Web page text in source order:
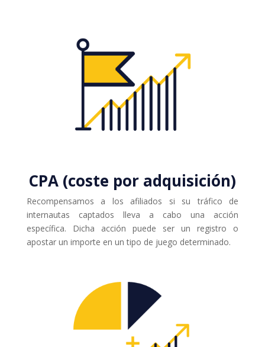
CPA (coste por adquisición)
Recompensamos a los afiliados si su tráfico de
internautas captados lleva a cabo una acción
específica. Dicha acción puede ser un registro o
apostar un importe en un tipo de juego determinado.